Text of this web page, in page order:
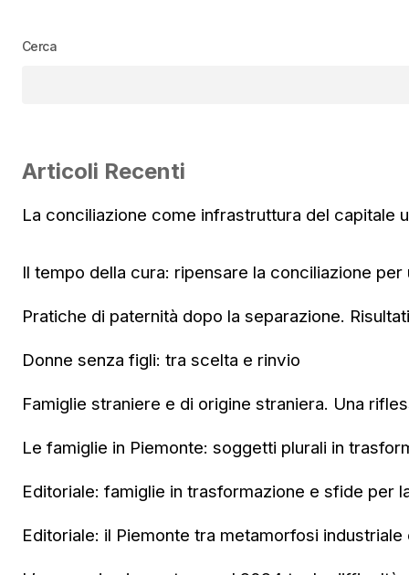
Cerca
Articoli Recenti
La conciliazione come infrastruttura del capitale
Il tempo della cura: ripensare la conciliazione per
Pratiche di paternità dopo la separazione.
Donne senza figli: tra scelta e rinvio
Famiglie straniere e di origine straniera. Una
Le famiglie in Piemonte: soggetti plurali in
Editoriale: famiglie in trasformazione e sfide per
Editoriale: il Piemonte tra metamorfosi